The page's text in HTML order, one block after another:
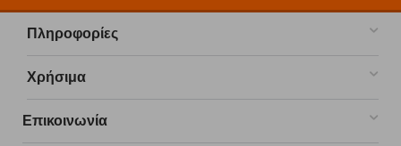
Πληροφορίες
Χρήσιμα
Επικοινωνία